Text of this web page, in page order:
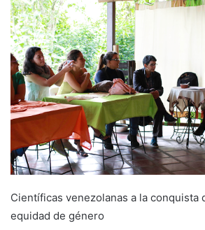
Científicas venezolanas a la conquista
equidad de género